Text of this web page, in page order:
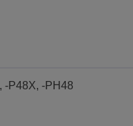
-P48X, -PH48